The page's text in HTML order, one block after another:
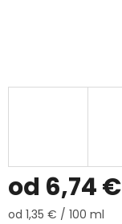
od 6,74 €
Jednotková
od 1,35 € / 100 ml